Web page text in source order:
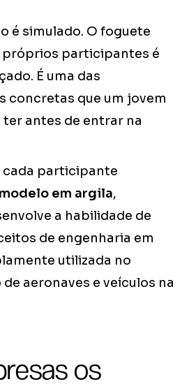
é simulado. O foguete
participantes é
É uma das
concretas que um jovem
antes de entrar na
cada participante
modelo em argila,
a habilidade de
de engenharia em
utilizada no
aeronaves e veículos na
os